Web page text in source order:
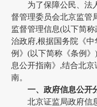
为了保障公民、法
督管理委员会北京监管
监督管理信息(以下简
治政府,根据国务院《
例》(以下简称《条例
息公开指南》,结合北
南。
一、政府信息公开
北京证监局政府信